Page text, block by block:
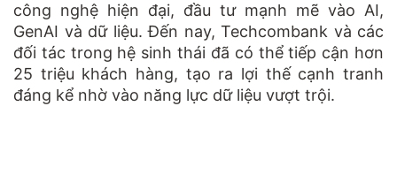
công nghệ hiện đại, đầu tư mạnh mẽ vào AI,
GenAI và dữ liệu. Đến nay, Techcombank và các
đối tác trong hệ sinh thái đã có thể tiếp cận hơn
25 triệu khách hàng, tạo ra lợi thế cạnh tranh
đáng kể nhờ vào năng lực dữ liệu vượt trội.